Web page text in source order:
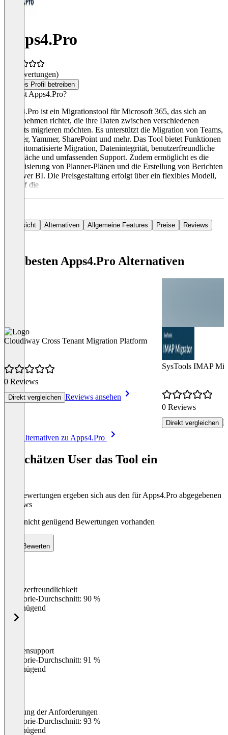
Apps4.Pro
(0 Bewertungen)
Dieses Profil betreiben
Was ist Apps4.Pro?
Apps4.Pro ist ein Migrationstool für Microsoft 365, das sich an
Unternehmen richtet, die ihre Daten zwischen verschiedenen
Tenants migrieren möchten. Es unterstützt die Migration von Teams,
Planner, Yammer, SharePoint und mehr. Das Tool bietet Funktionen
wie automatisierte Migration, Datenintegrität, benutzerfreundliche
Oberfläche und umfassenden Support. Zudem ermöglicht es die
Visualisierung von Planner-Plänen und die Erstellung von Berichten
in Power BI. Die Preisgestaltung erfolgt über ein flexibles Modell,
das auf die
Übersicht Alternativen Allgemeine Features Preise Reviews
Die besten Apps4.Pro Alternativen
Cloudiway Cross Tenant Migration Platform
0 Reviews
Direkt vergleichen Reviews ansehen
SysTools IMAP
0 Reviews
Direkt vergleichen
Alle Alternativen zu Apps4.Pro
So schätzen User das Tool ein
Die Bewertungen ergeben sich aus den für Apps4.Pro abgegebenen
Reviews
Noch nicht genügend Bewertungen vorhanden
Bewerten
Benutzerfreundlichkeit
Kategorie-Durchschnitt: 90 %
Ungenügend
Kundensupport
Kategorie-Durchschnitt: 91 %
Ungenügend
Erfüllung der Anforderungen
Kategorie-Durchschnitt: 93 %
Ungenügend